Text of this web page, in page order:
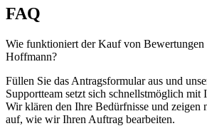
FAQ
Wie funktioniert der Kauf von Bewertungen
Hoffmann?
Füllen Sie das Antragsformular aus und
Supportteam setzt sich schnellstmöglich mit
Wir klären den Ihre Bedürfnisse und zeigen
auf, wie wir Ihren Auftrag bearbeiten.